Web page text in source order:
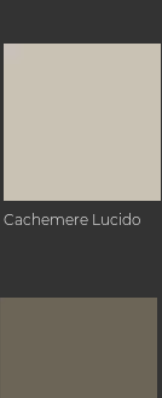
Cachemere Lucido